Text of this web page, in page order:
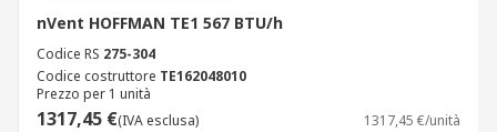
nVent HOFFMAN TE1 567 BTU/h
Codice RS 275-304
Codice costruttore TE162048010
Prezzo per 1 unità
1317,45 €(IVA esclusa) 1317,45 €/unità